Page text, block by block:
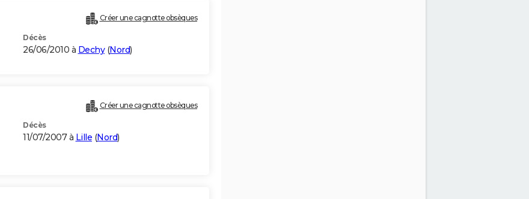
Créer une cagnotte obsèques
Décès
26/06/2010 à Dechy(Nord)
Créer une cagnotte obsèques
Décès
11/07/2007 à Lille (Nord)